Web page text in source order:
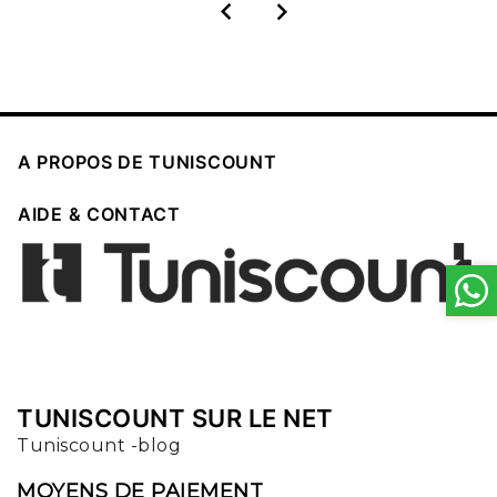
 
A PROPOS DE TUNISCOUNT
AIDE & CONTACT
TUNISCOUNT SUR LE NET
Tuniscount -blog
MOYENS DE PAIEMENT